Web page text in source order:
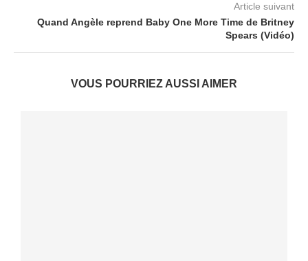
Article suivant
Quand Angèle reprend Baby One More Time de Britney
Spears (Vidéo)
VOUS POURRIEZ AUSSI AIMER